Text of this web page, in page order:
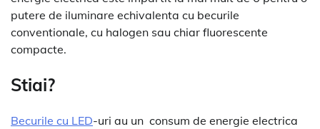
putere de iluminare echivalenta cu becurile
conventionale, cu halogen sau chiar fluorescente
compacte.
Stiai?
Becurile cu LED-uri au un consum de energie electrica